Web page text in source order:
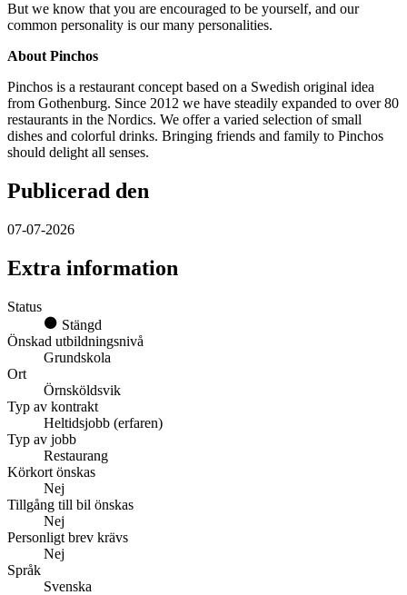
But we know that you are encouraged to be yourself, and our
common personality is our many personalities.
About Pinchos
Pinchos is a restaurant concept based on a Swedish original idea
from Gothenburg. Since 2012 we have steadily expanded to over 80
restaurants in the Nordics. We offer a varied selection of small
dishes and colorful drinks. Bringing friends and family to Pinchos
should delight all senses.
Publicerad den
07-07-2026
Extra information
Status
Stängd
Önskad utbildningsnivå
Grundskola
Ort
Örnsköldsvik
Typ av kontrakt
Heltidsjobb (erfaren)
Typ av jobb
Restaurang
Körkort önskas
Nej
Tillgång till bil önskas
Nej
Personligt brev krävs
Nej
Språk
Svenska